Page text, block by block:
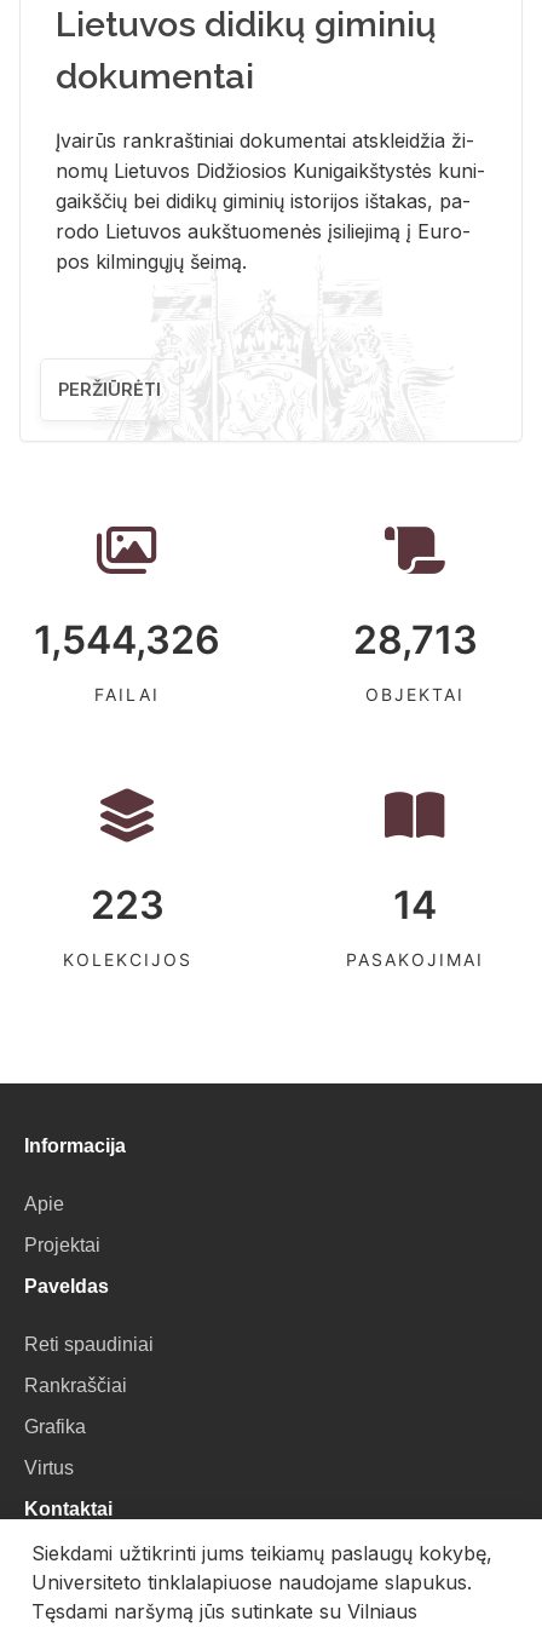
Lietuvos didikų giminių
dokumentai
Įvai­rūs rank­raš­ti­niai do­ku­men­tai at­sklei­džia ži­
no­mų Lie­tu­vos Di­džio­sios Ku­ni­gaikš­tys­tės ku­ni­
gaikš­čių bei di­di­kų gi­mi­nių is­to­ri­jos iš­ta­kas, pa­
ro­do Lie­tu­vos aukš­tuo­me­nės įsi­lie­ji­mą į Eu­ro­
pos kil­min­gų­jų šei­mą.
PERŽIŪRĖTI
1,544,326
FAILAI
28,713
OBJEKTAI
223
KOLEKCIJOS
14
PASAKOJIMAI
Informacija
Apie
Projektai
Paveldas
Reti spaudiniai
Rankraščiai
Grafika
Virtus
Kontaktai
VU Biblioteka
Universiteto g. 3, LT-01122, Vilnius
Siekdami užtikrinti jums teikiamų paslaugų kokybę,
Universiteto tinklalapiuose naudojame slapukus.
Tęsdami naršymą jūs sutinkate su Vilniaus